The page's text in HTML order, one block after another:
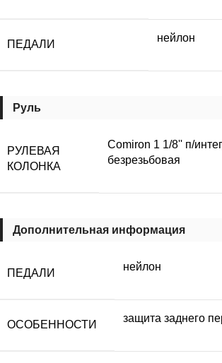
ПЕДАЛИ
нейлон
Руль
РУЛЕВАЯ
КОЛОНКА
Comiron 1 1/8'' п/
безрезьбовая
Дополнительная информация
ПЕДАЛИ
нейлон
ОСОБЕННОСТИ
защита заднего